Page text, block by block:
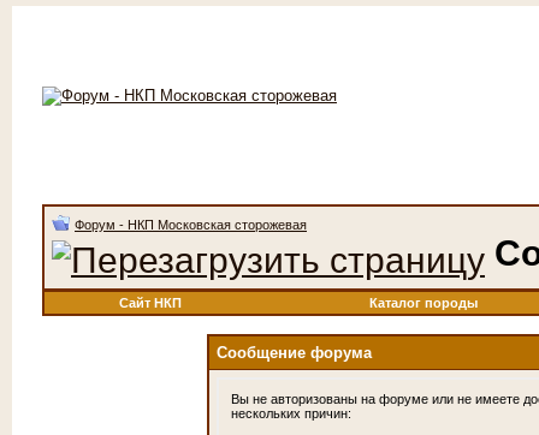
Форум - НКП Московская сторожевая
Сайт НКП Каталог породы
Сообщение форума
Вы не авторизованы на форуме или не имеете
нескольких причин: